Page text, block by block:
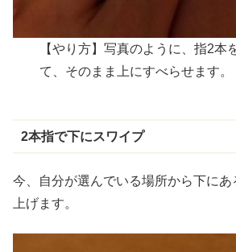
【やり方】写真のように、指2本
て、そのまま上にすべらせます。
2本指で下にスワイプ
今、自分が選んでいる場所から下に
上げます。